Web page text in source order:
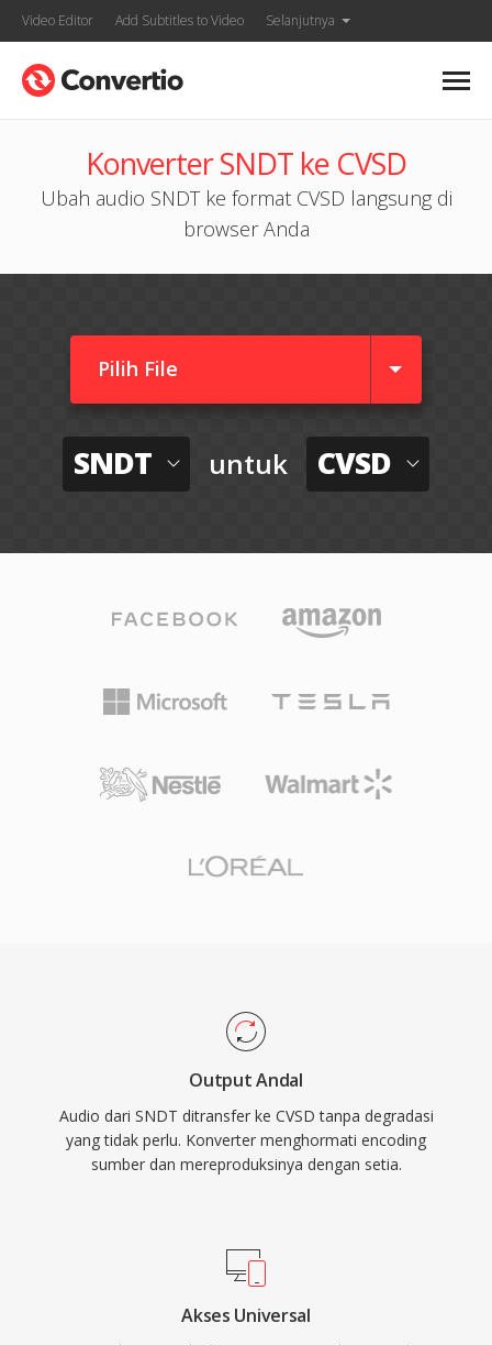
Video Editor Add Subtitles to Video Selanjutnya
Konverter SNDT ke CVSD
Ubah audio SNDT ke format CVSD langsung di
browser Anda
Pilih File
SNDT untuk CVSD
Output Andal
Audio dari SNDT ditransfer ke CVSD tanpa degradasi
yang tidak perlu. Konverter menghormati encoding
sumber dan mereproduksinya dengan setia.
Akses Universal